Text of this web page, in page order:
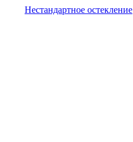
Нестандартное остекление